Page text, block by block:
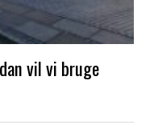
vil vi bruge